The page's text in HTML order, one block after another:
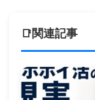
関連記事